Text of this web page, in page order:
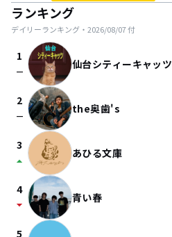
ランキング
デイリーランキング・ 2026/08/07付
1
check_indeterminate_small 仙台シティーキャッツ
2
check_indeterminate_small the奥歯's
3
arrow_drop_up あひる文庫
4
arrow_drop_down 青い春
5